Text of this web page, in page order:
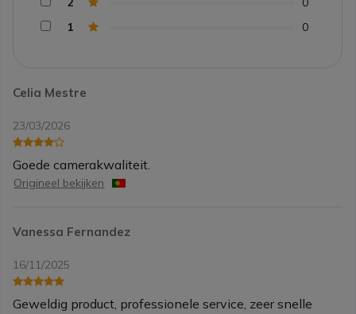
Celia Mestre
23/03/2026
Goede camerakwaliteit.
Origineel bekijken
Vanessa Fernandez
16/11/2025
Geweldig product, professionele service, zeer snelle
1
0